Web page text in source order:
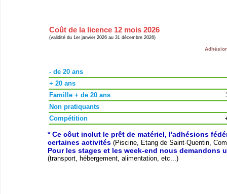
Coût de la licence 12 mois 2026
(validité du 1er janvier 2026 au 31 décembre 2026)
- de 20 ans
+ 20 ans
Famille + de 20 ans
Non pratiquants
Compétition
* Ce côut inclut le prêt de matériel, l'adhésions
certaines activités (Piscine, Etang de Saint-Quentin,
Pour les stages et les week-end nous demandons
(transport, hébergement, alimentation, etc...)